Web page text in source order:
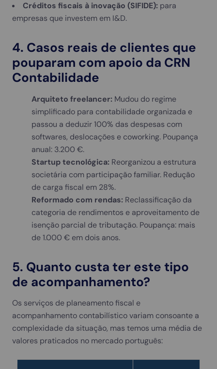
Créditos fiscais à inovação (SIFIDE): para
empresas que investem em I&D.
4. Casos reais de clientes que
pouparam com apoio da CRN
Contabilidade
Arquiteto freelancer: Mudou do regime
simplificado para contabilidade organizada e
passou a deduzir 100% das despesas com
softwares, deslocações e coworking. Poupança
anual: 3.200 €.
Startup tecnológica: Reorganizou a estrutura
societária com participação familiar. Redução
de carga fiscal em 28%.
Reformado com rendas: Reclassificação da
categoria de rendimentos e aproveitamento de
isenção parcial de tributação. Poupança: mais
de 1.000 € em dois anos.
5. Quanto custa ter este tipo
de acompanhamento?
Os serviços de planeamento fiscal e
acompanhamento contabilístico variam consoante a
complexidade da situação, mas temos uma média de
valores praticados no mercado português: